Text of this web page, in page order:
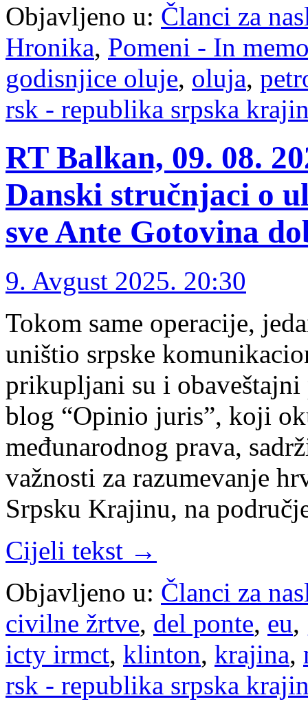
Objavljeno u: Članci za
Hronika, Pomeni - In
godisnjice oluje, oluja,
rsk - republika srpska
RT Balkan, 09. 08.
Danski stručnjaci o
sve Ante Gotovina
9. Avgust 2025. 20:30
Tokom same operacije,
uništio srpske
prikupljani su i
blog “Opinio juris”, koji
međunarodnog prava,
važnosti za razumevanje
Srpsku Krajinu, na
Cijeli tekst →
Objavljeno u: Članci za
civilne žrtve, del ponte, eu,
icty irmct, klinton, krajina,
rsk - republika srpska